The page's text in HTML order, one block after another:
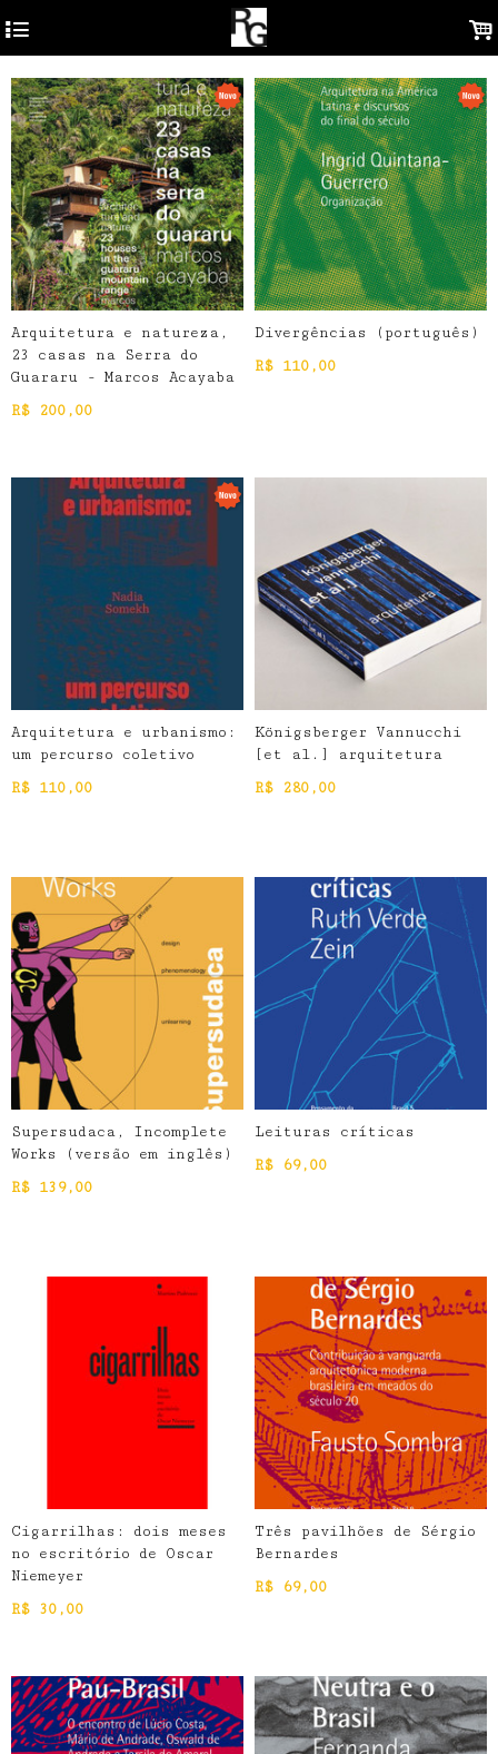
4 .
Arquitetura e natureza,
23 casas na Serra do
Guararu - Marcos Acayaba
R$
200,00
Divergências (português)
R$ 110,00
Arquitetura e urbanismo:
um percurso coletivo
R$ 110,00
Königsberger Vannucchi
[et al.] arquitetura
R$
280,00
Supersudaca, Incomplete
Works (versão em inglês)
R$ 139,00
Leituras críticas
R$
69,00
Cigarrilhas: dois meses
no escritório de Oscar
Niemeyer
R$ 30,00
Três pavilhões de Sérgio
Bernardes
R$
69,00